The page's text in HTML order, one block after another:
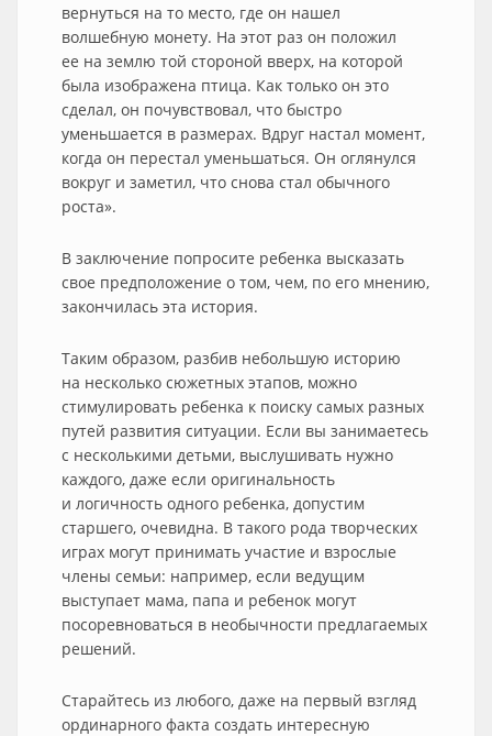
вернуться на то место, где он нашел
волшебную монету. На этот раз он положил
ее на землю той стороной вверх, на которой
была изображена птица. Как только он это
сделал, он почувствовал, что быстро
уменьшается в размерах. Вдруг настал момент,
когда он перестал уменьшаться. Он оглянулся
вокруг и заметил, что снова стал обычного
роста».
В заключение попросите ребенка высказать
свое предположение о том, чем, по его мнению,
закончилась эта история.
Таким образом, разбив небольшую историю
на несколько сюжетных этапов, можно
стимулировать ребенка к поиску самых разных
путей развития ситуации. Если вы занимаетесь
с несколькими детьми, выслушивать нужно
каждого, даже если оригинальность
и логичность одного ребенка, допустим
старшего, очевидна. В такого рода творческих
играх могут принимать участие и взрослые
члены семьи: например, если ведущим
выступает мама, папа и ребенок могут
посоревноваться в необычности предлагаемых
решений.
Старайтесь из любого, даже на первый взгляд
ординарного факта создать интересную